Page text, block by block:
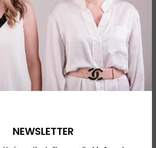
NEWSLETTER
Apple
WOOW Dream Big
3